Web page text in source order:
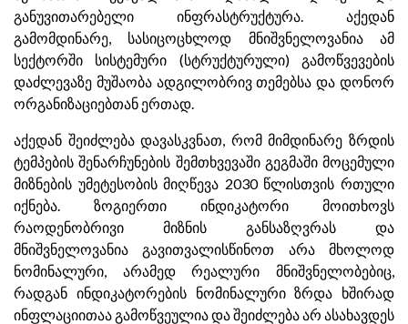
განუვითარებელი ინფრასტრუქტურა. აქედან
გამომდინარე, სასიცოცხლოდ მნიშვნელოვანია ამ
სექტორში სისტემური (სტრუქტურული) გამოწვევების
დაძლევაზე მუშაობა ადგილობრივ თემებსა და დონორ
ორგანიზაციებთან ერთად.
აქედან შეიძლება დავასკვნათ, რომ მიმდინარე ზრდის
ტემპების შენარჩუნების შემთხვევაში გეგმაში მოცემული
მიზნების უმეტესობის მიღწევა 2030 წლისთვის რთული
იქნება. ზოგიერთი ინდიკატორი მოითხოვს
რაოდენობრივი მიზნის განსაზღვრას და
მნიშვნელოვანია გავითვალისწინოთ არა მხოლოდ
ნომინალური, არამედ რეალური მნიშვნელობებიც,
რადგან ინდიკატორების ნომინალური ზრდა ხშირად
ინფლაციითაა გამოწვეულია და შეიძლება არ ასახავდეს